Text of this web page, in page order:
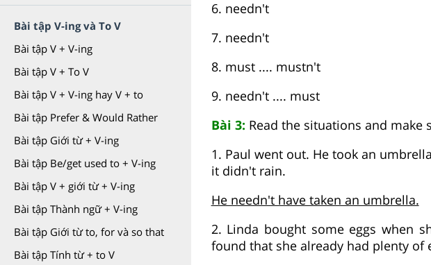
Bài tập V-ing và To V
Bài tập V + V-ing
Bài tập V + To V
Bài tập V + V-ing hay V + to
Bài tập Prefer & Would Rather
Bài tập Giới từ + V-ing
Bài tập Be/get used to + V-ing
Bài tập V + giới từ + V-ing
Bài tập Thành ngữ + V-ing
Bài tập Giới từ to, for và so that
Bài tập Tính từ + to V
6. needn't
7. needn't
8. must .... mustn't
9. needn't .... must
Bài 3: Read the situations and make
1. Paul went out. He took an
it didn't rain.
He needn't have taken an umbrella.
2. Linda bought some eggs when
found that she already had plenty of